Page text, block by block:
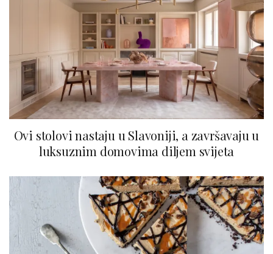
Ovi stolovi nastaju u Slavoniji, a završavaju u
luksuznim domovima diljem svijeta